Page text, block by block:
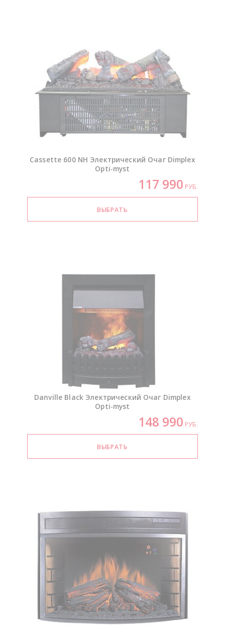
Cassette 600 NH Электрический Очаг Dimplex
Opti-myst
117 990 РУБ.
Danville Black Электрический Очаг Dimplex
Opti-myst
148 990 РУБ.